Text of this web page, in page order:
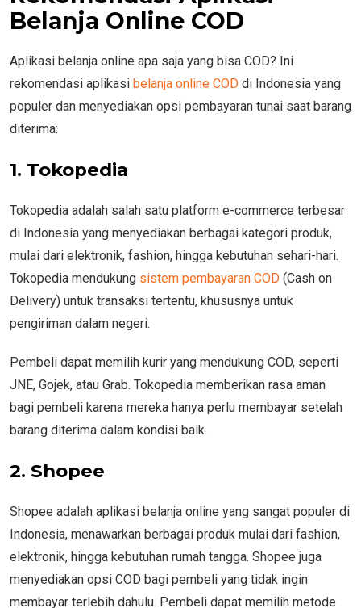
Belanja Online COD
Aplikasi belanja online apa saja yang bisa COD? Ini
rekomendasi aplikasi belanja online COD di Indonesia yang
populer dan menyediakan opsi pembayaran tunai saat barang
diterima:
1. Tokopedia
Tokopedia adalah salah satu platform e-commerce terbesar
di Indonesia yang menyediakan berbagai kategori produk,
mulai dari elektronik, fashion, hingga kebutuhan sehari-hari.
Tokopedia mendukung sistem pembayaran COD (Cash on
Delivery) untuk transaksi tertentu, khususnya untuk
pengiriman dalam negeri.
Pembeli dapat memilih kurir yang mendukung COD, seperti
JNE, Gojek, atau Grab. Tokopedia memberikan rasa aman
bagi pembeli karena mereka hanya perlu membayar setelah
barang diterima dalam kondisi baik.
2. Shopee
Shopee adalah aplikasi belanja online yang sangat populer di
Indonesia, menawarkan berbagai produk mulai dari fashion,
elektronik, hingga kebutuhan rumah tangga. Shopee juga
menyediakan opsi COD bagi pembeli yang tidak ingin
membayar terlebih dahulu. Pembeli dapat memilih metode